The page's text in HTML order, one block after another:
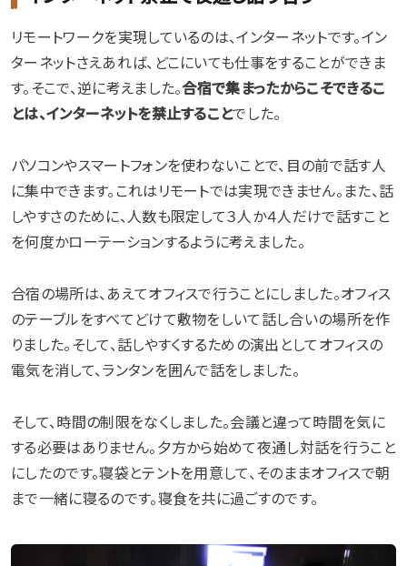
リモートワークを実現しているのは、インターネットです。イン
ターネットさえあれば、どこにいても仕事をすることができま
す。そこで、逆に考えました。合宿で集まったからこそできるこ
とは、インターネットを禁止することでした。
パソコンやスマートフォンを使わないことで、目の前で話す人
に集中できます。これはリモートでは実現できません。また、話
しやすさのために、人数も限定して３人か４人だけで話すこと
を何度かローテーションするように考えました。
合宿の場所は、あえてオフィスで行うことにしました。オフィス
のテーブルをすべてどけて敷物をしいて話し合いの場所を作
りました。そして、話しやすくするための演出としてオフィスの
電気を消して、ランタンを囲んで話をしました。
そして、時間の制限をなくしました。会議と違って時間を気に
する必要はありません。夕方から始めて夜通し対話を行うこと
にしたのです。寝袋とテントを用意して、そのままオフィスで朝
まで一緒に寝るのです。寝食を共に過ごすのです。